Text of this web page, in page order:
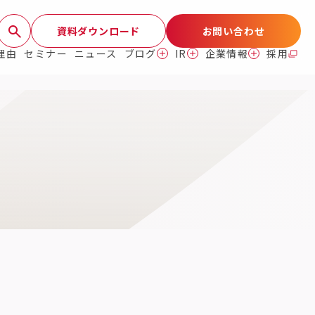
資料ダウンロード
お問い合わせ
由
セミナー ニュース ブログ IR 企業情報 採用